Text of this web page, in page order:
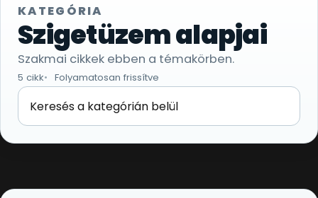
KATEGÓRIA
Szigetüzem alapjai
Szakmai cikkek ebben a témakörben.
5 cikk Folyamatosan frissítve